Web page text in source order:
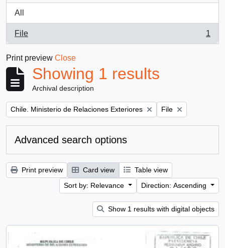
All
File
, 1 results
1
Print preview Close
Showing 1 results
Archival description
Remove filter:
Chile. Ministerio de Relaciones Exteriores Remove filter:
File
Advanced search options
Print preview Card view
Table view
Sort by: Relevance
Direction: Ascending
Show 1 results with digital objects